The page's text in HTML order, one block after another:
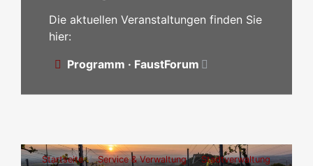
Die aktuellen Veranstaltungen finden Sie
hier:
Programm · FaustForum
Startseite Service & Verwaltung
Stadtverwaltung